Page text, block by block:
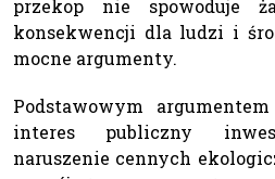
przekop nie spowoduje
konsekwencji dla ludzi i
mocne argumenty.
Podstawowym
interes publiczny
naruszenie cennych